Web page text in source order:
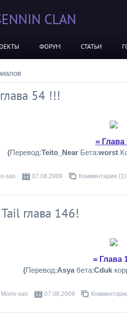
CLAN
ФОРУМ СТАТЬИ
54 !!!
= Глава
(Перевод:Teito_NearБета:worst
san 07.08.2009 Комментарии (1)
глава 146!
= Глава
(Перевод:Asyaбета:Cduk
Morio-san 07.08.2009